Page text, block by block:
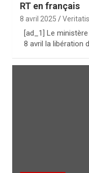
RT en français
8 avril 2025 Veritatis
[ad_1] Le
8 avril la libération